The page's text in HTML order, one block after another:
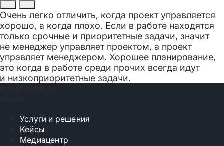
Очень легко отличить, когда проект управляется
хорошо, а когда плохо. Если в работе находятся
только срочные и приоритетные задачи, значит
не менеджер управляет проектом, а проект
управляет менеджером. Хорошее планирование,
это когда в работе среди прочих всегда идут
и низкоприоритетные задачи.
Услуги и решения
Кейсы
Медиацентр